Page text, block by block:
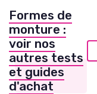
Formes de
monture :
voir nos
autres tests
et guides
d'achat